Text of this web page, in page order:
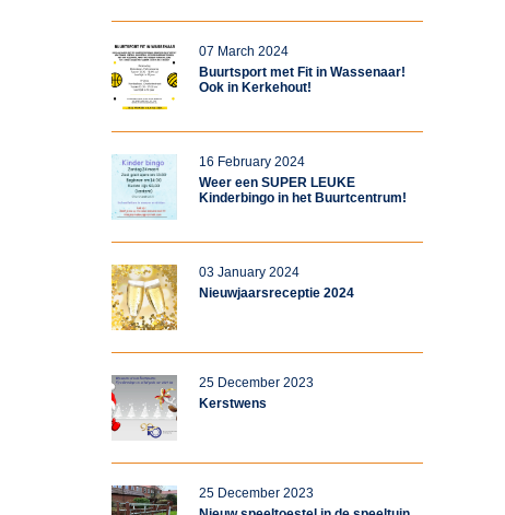
07 March 2024
Buurtsport met Fit in Wassenaar!
Ook in Kerkehout!
16 February 2024
Weer een SUPER LEUKE
Kinderbingo in het Buurtcentrum!
03 January 2024
Nieuwjaarsreceptie 2024
25 December 2023
Kerstwens
25 December 2023